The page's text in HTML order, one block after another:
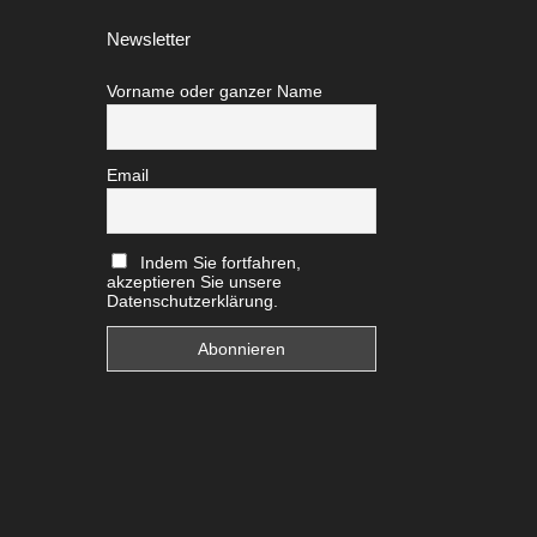
Newsletter
Vorname oder ganzer Name
Email
Indem Sie fortfahren,
akzeptieren Sie unsere
Datenschutzerklärung.